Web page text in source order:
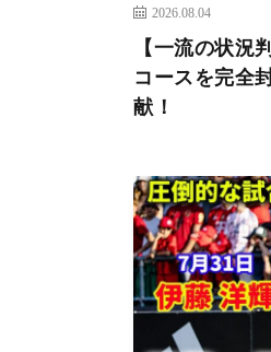
2026.08.04
【一流の状況
コースを完全
献！